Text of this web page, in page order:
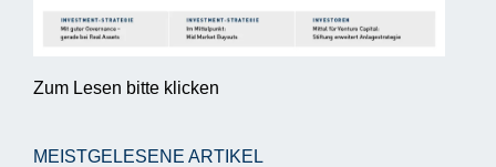
Zum Lesen bitte klicken
MEISTGELESENE ARTIKEL